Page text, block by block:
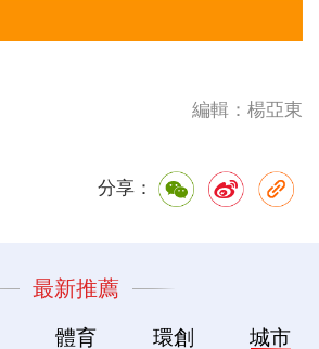
編輯：楊亞東
分享：
最新推薦
體育 環創 城市